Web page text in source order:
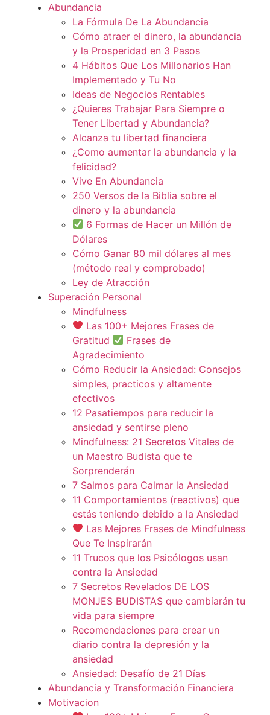
Abundancia
La Fórmula De La Abundancia
Cómo atraer el dinero, la abundancia
y la Prosperidad en 3 Pasos
4 Hábitos Que Los Millonarios Han
Implementado y Tu No
Ideas de Negocios Rentables
¿Quieres Trabajar Para Siempre o
Tener Libertad y Abundancia?
Alcanza tu libertad financiera
¿Como aumentar la abundancia y la
felicidad?
Vive En Abundancia
250 Versos de la Biblia sobre el
dinero y la abundancia
6 Formas de Hacer un Millón de
Dólares
Cómo Ganar 80 mil dólares al mes
(método real y comprobado)
Ley de Atracción
Superación Personal
Mindfulness
Las 100+ Mejores Frases de
Gratitud
Frases de
Agradecimiento
Cómo Reducir la Ansiedad: Consejos
simples, practicos y altamente
efectivos
12 Pasatiempos para reducir la
ansiedad y sentirse pleno
Mindfulness: 21 Secretos Vitales de
un Maestro Budista que te
Sorprenderán
7 Salmos para Calmar la Ansiedad
11 Comportamientos (reactivos) que
estás teniendo debido a la Ansiedad
Las Mejores Frases de Mindfulness
Que Te Inspirarán
11 Trucos que los Psicólogos usan
contra la Ansiedad
7 Secretos Revelados DE LOS
MONJES BUDISTAS que cambiarán tu
vida para siempre
Recomendaciones para crear un
diario contra la depresión y la
ansiedad
Ansiedad: Desafío de 21 Días
Abundancia y Transformación Financiera
Motivacion